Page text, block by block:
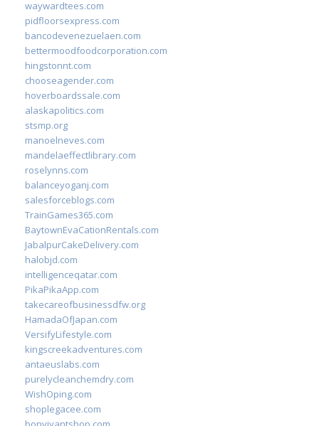
waywardtees.com
pidfloorsexpress.com
bancodevenezuelaen.com
bettermoodfoodcorporation.com
hingstonnt.com
chooseagender.com
hoverboardssale.com
alaskapolitics.com
stsmp.org
manoelneves.com
mandelaeffectlibrary.com
roselynns.com
balanceyoganj.com
salesforceblogs.com
TrainGames365.com
BaytownEvaCationRentals.com
JabalpurCakeDelivery.com
halobjd.com
intelligenceqatar.com
PikaPikaApp.com
takecareofbusinessdfw.org
HamadaOfJapan.com
VersifyLifestyle.com
kingscreekadventures.com
antaeuslabs.com
purelycleanchemdry.com
WishOping.com
shoplegacee.com